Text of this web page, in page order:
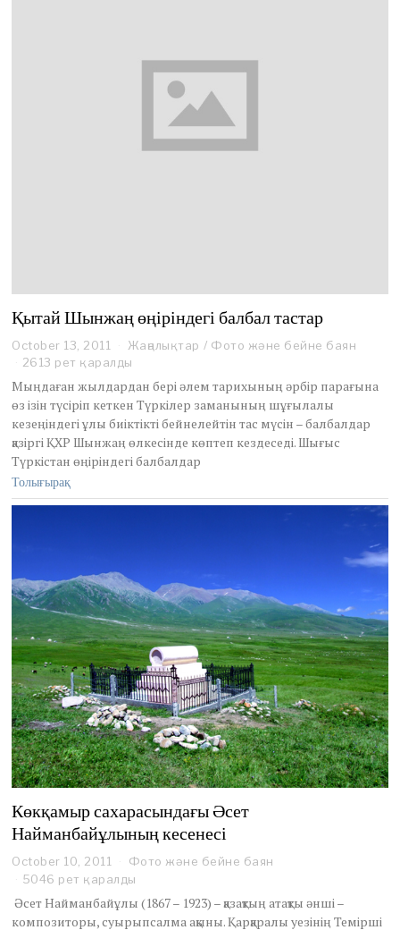
Қытай Шынжаң өңіріндегі балбал тастар
October 13, 2011
c
o
b
e
r
1
2
Жаңалықтар / Фото және бейне баян
2613 рет қаралды
Мыңдаған жылдардан бері әлем тарихының әрбір парағына
өз ізін түсіріп кеткен Түркілер заманының шұғылалы
кезеңіндегі ұлы биіктікті бейнелейтін тас мүсін – балбалдар
қазіргі ҚХР Шынжаң өлкесінде көптеп кездеседі. Шығыс
Түркістан өңіріндегі балбалдар
Толығырақ
Көкқамыр сахарасындағы Әсет
Найманбайұлының кесенесі
October 10, 2011
c
o
b
Фото және бейне баян
5046 рет қаралды
Әсет Найманбайұлы (1867 – 1923) – қазақтың атақты әнші –
композиторы, суырыпсалма ақыны. Қарқаралы уезінің Темірші